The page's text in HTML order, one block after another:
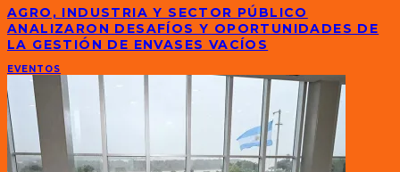
AGRO, INDUSTRIA Y SECTOR PÚBLICO
ANALIZARON DESAFÍOS Y OPORTUNIDADES DE
LA GESTIÓN DE ENVASES VACÍOS
EVENTOS